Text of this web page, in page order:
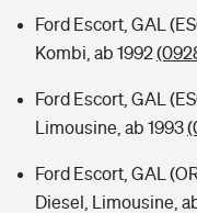
Ford Escort, GAL
Kombi, ab 1992
Ford Escort, GAL
Limousine, ab 1993
Ford Escort, GAL
Diesel, Limousine,